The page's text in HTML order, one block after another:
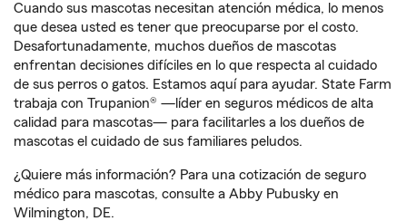
Cuando sus mascotas necesitan atención médica, lo menos
que desea usted es tener que preocuparse por el costo.
Desafortunadamente, muchos dueños de mascotas
enfrentan decisiones difíciles en lo que respecta al cuidado
de sus perros o gatos. Estamos aquí para ayudar. State Farm
trabaja con Trupanion® —líder en seguros médicos de alta
calidad para mascotas— para facilitarles a los dueños de
mascotas el cuidado de sus familiares peludos.
¿Quiere más información? Para una cotización de seguro
médico para mascotas, consulte a Abby Pubusky en
Wilmington, DE.